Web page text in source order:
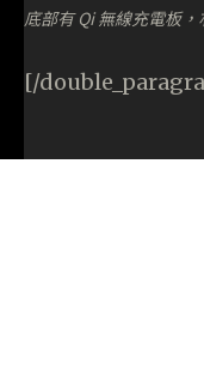
底部有 Qi 無線充電板，
[/